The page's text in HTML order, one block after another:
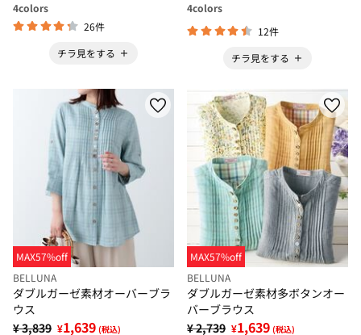
4colors
26件
チラ見をする
4colors
12件
チラ見をする
MAX57%off
BELLUNA
ダブルガーゼ素材オーバーブラ
ウス
¥ 3,839 ¥1,639 (税込)
MAX57%off
BELLUNA
ダブルガーゼ素材多ボタンオー
バーブラウス
¥ 2,739 ¥1,639 (税込)